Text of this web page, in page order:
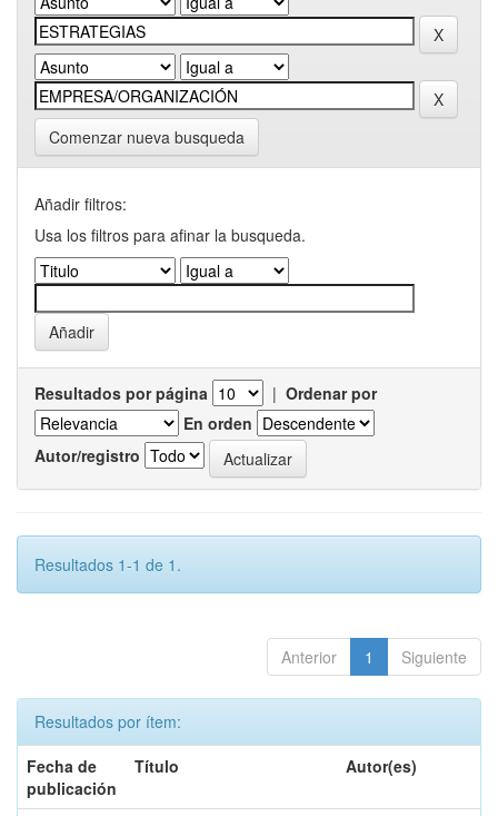
Comenzar nueva busqueda
Añadir filtros:
Usa los filtros para afinar la busqueda.
Resultados por página | Ordenar por
En orden
Autor/registro
Resultados 1-1 de 1.
Anterior 1 Siguiente
Resultados por ítem:
Fecha de
publicación
Título Autor(es)